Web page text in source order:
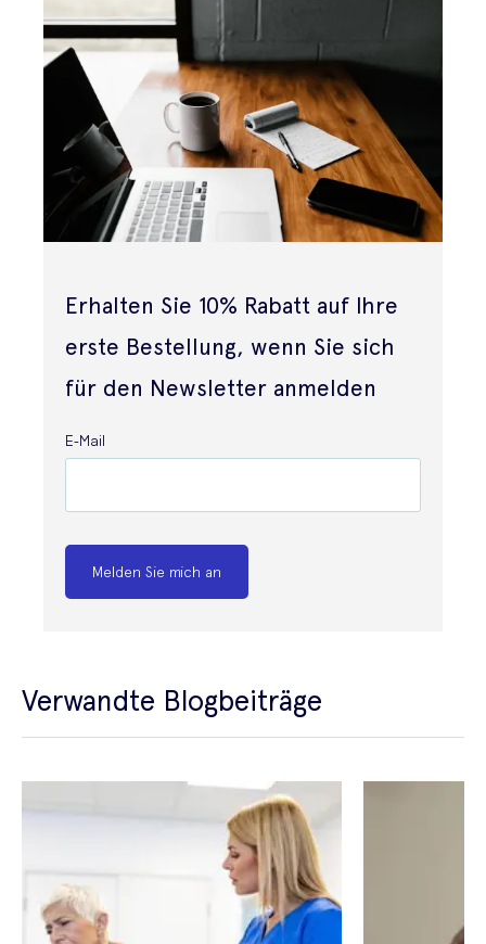
Erhalten Sie 10% Rabatt auf Ihre
erste Bestellung, wenn Sie sich
für den Newsletter anmelden
E-Mail
Melden Sie mich an
Verwandte Blogbeiträge